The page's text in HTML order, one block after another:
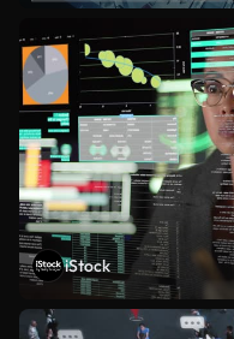
iStock